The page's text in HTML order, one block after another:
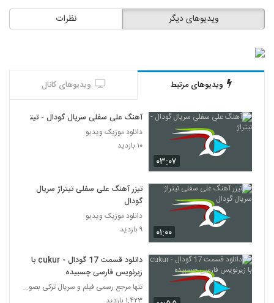
نظرات ویدیوهای دیگر
ویدیوهای مرتبط ویدیوهای کانال
۰۳:۰۷
آهنگ علی سفلی سریال گودال - تیتراژ
دانلود موزیک ویدیو
۱۰ بازدید
۰۱:۰۰
تیزر آهنگ علی سفلی تیتراژ سریال
گودال
دانلود موزیک ویدیو
۹ بازدید
دانلود قسمت 17 گودال - cukur با
زیرنویس فارسی چسبیده
تنها مرجع رسمی فیلم و سریال ترکی بصورت دوبله و زیر
۱,۴۲۳ بازدید